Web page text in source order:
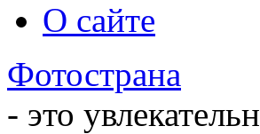
О сайте
Фотострана
- это